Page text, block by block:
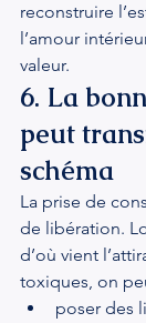
reconstruire
l’amour
valeur.
6. La
peut
schéma
La prise de
de libération.
d’où vient
toxiques, on
poser des